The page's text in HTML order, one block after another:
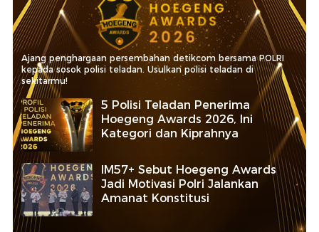
Ajang penghargaan persembahan detikcom bersama POLRI
kepada sosok polisi teladan. Usulkan polisi teladan di
sekitarmu!
5 Polisi Teladan Penerima
Hoegeng Awards 2026, Ini
Kategori dan Kiprahnya
IM57+ Sebut Hoegeng Awards
Jadi Motivasi Polri Jalankan
Amanat Konstitusi